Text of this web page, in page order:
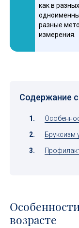
как в
разные
измерения.
Содержание
Бруксизм
возрасте